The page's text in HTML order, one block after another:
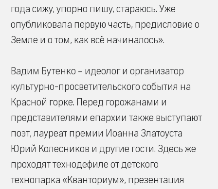
года сижу, упорно пишу, стараюсь. Уже
опубликовала первую часть, предисловие о
Земле и о том, как всё начиналось».
Вадим Бутенко – идеолог и организатор
культурно-просветительского события на
Красной горке. Перед горожанами и
представителями епархии также выступают
поэт, лауреат премии Иоанна Златоуста
Юрий Колесников и другие гости. Здесь же
проходят технодефиле от детского
технопарка «Кванториум», презентация